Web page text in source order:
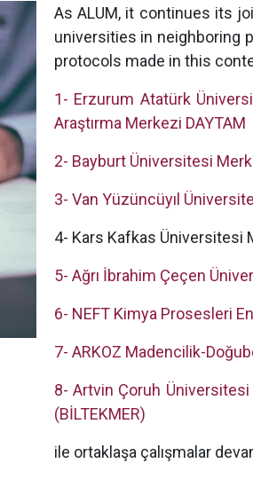
As ALUM, it continues its
universities in neighboring
protocols made in this
1- Erzurum Atatürk
Araştırma Merkezi DAYTAM
2- Bayburt Üniversitesi
3- Van Yüzüncüyıl
4- Kars Kafkas Üniversitesi
5- Ağrı İbrahim Çeçen
6- NEFT Kimya Prosesleri
7- ARKOZ Madencilik-
8- Artvin Çoruh Üniversitesi
(BİLTEKMER)
ile ortaklaşa çalışmalar